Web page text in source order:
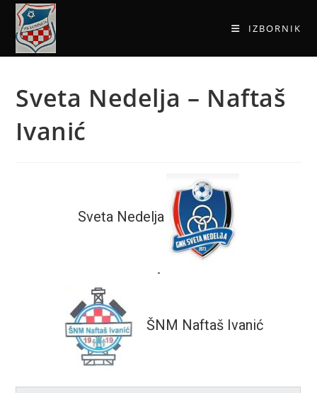
IZBORNIK
Sveta Nedelja – Naftaš
Ivanić
Sveta Nedelja
-
ŠNM Naftaš Ivanić